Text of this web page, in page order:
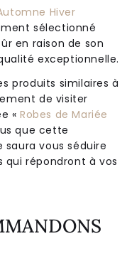
Hiver
sélectionné
en raison de son
exceptionnelle.
produits similaires à
de visiter
«Robes de Mariée
que cette
vous séduire
répondront à vos